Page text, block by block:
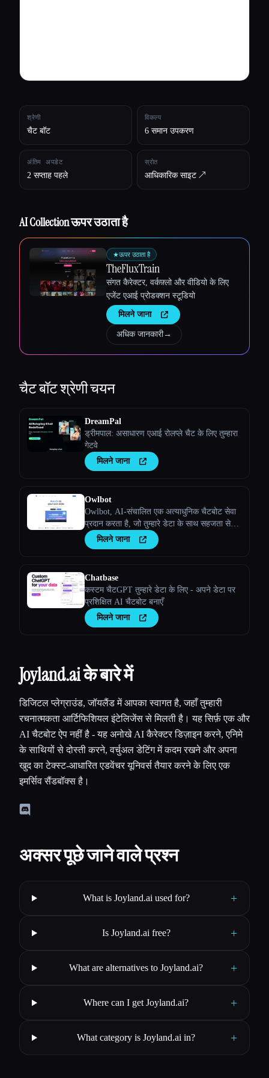
श्रेणी
चैट बॉट
विकल्प
6 समान उपकरण
अंतिम अपडेट
2 सप्ताह पहले
स्रोत
आधिकारिक साइट ↗︎
AI Collection ऊपर उठाता है
★ऊपर उठाता है
TheFluxTrain
संगत कैरेक्टर, वर्कफ़्लो और वीडियो के लिए
एजेंट एआई प्रोडक्शन स्टूडियो
मिलने जाना
अधिक जानकारी→
चैट बॉटश्रेणी चयन
DreamPal
ड्रीमपाल: असाधारण एआई रोलप्ले चैट के लिए तुम्हारा
गेटवे
मिलने जाना
Owlbot
Owlbot, AI-संचालित एक अत्याधुनिक चैटबोट सेवा
प्रदान करता है, जो तुम्हारे डेटा के साथ सहजता से
इंटीग्रेट हो जाती है, ताकि तुम्हेंं, तुम्हारे ग्राहकों या
तुम्हारी टीम को तुरंत प्रतिसाद मिले।
मिलने जाना
Chatbase
कस्टम चैटGPT तुम्हारे डेटा के लिए - अपने डेटा पर
प्रशिक्षित AI चैटबोट बनाएँ
मिलने जाना
Joyland.ai के बारे में
डिजिटल प्लेग्राउंड, जॉयलैंड में आपका स्वागत है, जहाँ तुम्हारी
रचनात्मकता आर्टिफिशियल इंटेलिजेंस से मिलती है। यह सिर्फ़ एक और
AI चैटबोट ऐप नहीं है - यह अनोखे AI कैरेक्टर डिज़ाइन करने, एनिमे
के साथियों से दोस्ती करने, वर्चुअल डेटिंग में कदम रखने और अपना
खुद का टेक्स्ट-आधारित एडवेंचर यूनिवर्स तैयार करने के लिए एक
इमर्सिव सैंडबॉक्स है।
अक्सर पूछे जाने वाले प्रश्न
What is Joyland.ai used for? +
Is Joyland.ai free? +
What are alternatives to Joyland.ai? +
Where can I get Joyland.ai? +
What category is Joyland.ai in? +